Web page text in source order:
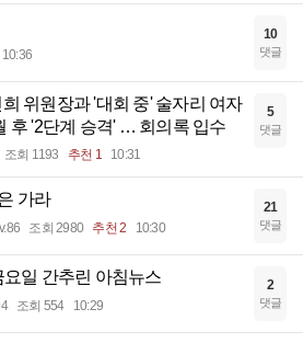
10:36
10
댓글
희 위원장과 '대회 중' 술자리 여자
후 '2단계 승격' … 회의록 입수
조회 1193 추천 1 10:31
5
댓글
가라
조회 2980 추천 2 10:30
21
댓글
요일 간추린 아침뉴스
조회 554 10:29
2
댓글